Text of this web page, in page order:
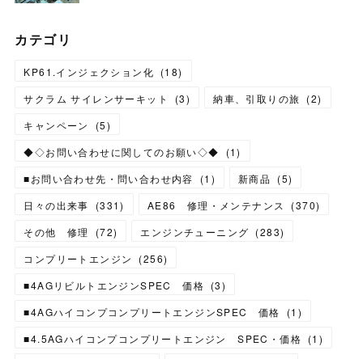
カテゴリ
KP61.インジェクション化 (18)
サクラム サイレンサーキット
(3) 納車、引取りの旅 (2)
キャンペーン
(5)
◆◇お問い合わせに関してのお願い◇◆
(1)
■お問い合わせ先・問い合わせ内容
(1 ) 新商品 (5)
日々の出来事
(331) AE86 修理・メンテナンス (370)
その他 修理
(72) エンジンチューニング (283)
コンプリートエンジン
(256)
■4AGリビルトエンジンSPEC 価格 (3)
■4AGハイコンプコンプリートエンジンSPEC 価格
(1 )
■4.5AGハイコンプコンプリートエンジン SPEC・価格 (1 )